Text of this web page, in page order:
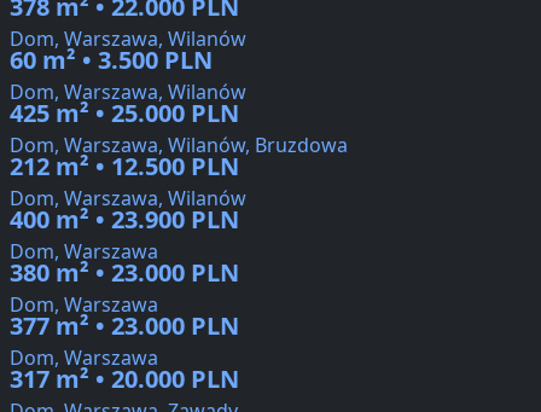
378 m² • 22.000 PLN
Dom, Warszawa, Wilanów
60 m² • 3.500 PLN
Dom, Warszawa, Wilanów
425 m² • 25.000 PLN
Dom, Warszawa, Wilanów, Bruzdowa
212 m² • 12.500 PLN
Dom, Warszawa, Wilanów
400 m² • 23.900 PLN
Dom, Warszawa
380 m² • 23.000 PLN
Dom, Warszawa
377 m² • 23.000 PLN
Dom, Warszawa
317 m² • 20.000 PLN